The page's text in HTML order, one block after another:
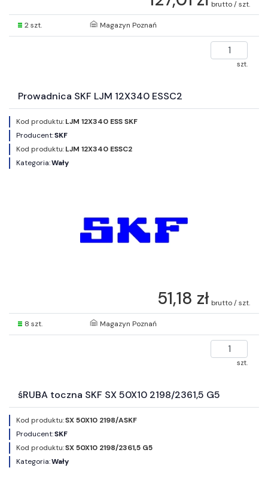
brutto / szt.
2 szt. Magazyn Poznań
szt.
Prowadnica SKF LJM 12X340 ESSC2
Kod produktu:LJM 12X340 ESS SKF
Producent:SKF
Kod produktu:LJM 12X340 ESSC2
Kategoria:Wały
51,18 zł brutto / szt.
8 szt. Magazyn Poznań
szt.
śRUBA toczna SKF SX 50X10 2198/2361,5 G5
Kod produktu:SX 50X10 2198/ASKF
Producent:SKF
Kod produktu:SX 50X10 2198/2361,5 G5
Kategoria:Wały